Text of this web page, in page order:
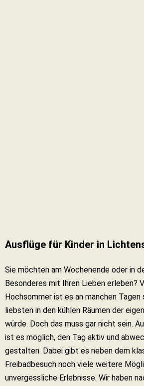
Ausflüge für Kinder in
Sie möchten am Wochenende oder in
Besonderes mit Ihren Lieben erleben?
Hochsommer ist es an manchen Tagen
liebsten in den kühlen Räumen der
würde. Doch das muss gar nicht sein.
ist es möglich, den Tag aktiv und
gestalten. Dabei gibt es neben dem
Freibadbesuch noch viele weitere
unvergessliche Erlebnisse. Wir haben